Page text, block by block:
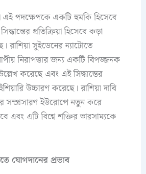
এই পদক্ষেপকে একটি হুমকি হিসেবে
প্রতিক্রিয়া হিসেবে কড়া
রাশিয়া সুইডেনের ন্যাটোতে
নিরাপত্তার জন্য একটি বিপজ্জনক
করেছে এবং এই সিদ্ধান্তের
উচ্চারণ করেছে। রাশিয়া দাবি
সম্প্রসারণ ইউরোপে নতুন করে
এবং এটি বিশ্বে শক্তির ভারসাম্যকে
যোগদানের প্রভাব